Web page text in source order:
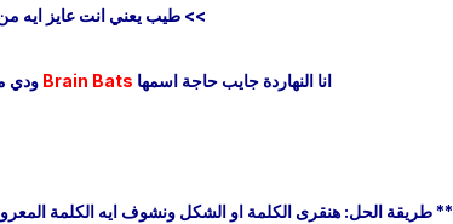
>> طيب يعني انت عايز ايه
انا النهاردة جايب حاجة اسمها Brain Bats ودي
** طريقة الحل: هنقرى الكلمة او الشكل ونشوف ايه الكلمة